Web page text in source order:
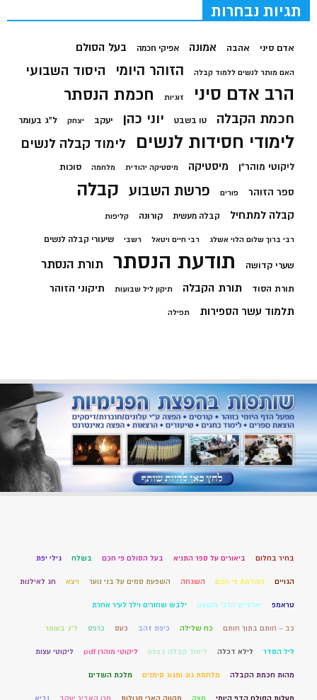
תגיות נבחרות
אדם סיני אהבה אמונה אפיקי חכמה בעל הסולם
האם מותר לנשים ללמוד קבלה הזוהר היומי היסוד השבועי
הרב אדם סיני זוגיות חכמת הנסתר
חכמת הקבלה טו בשבט יוני כהן יעקב יצחק ל"ג בעומר
לימודי חסידות לנשים לימוד קבלה לנשים
ליקוטי מוהר"ן מיסטיקה מיסטיקה יהודית מלחמה סוכות
ספר הזוהר פורים פרשת השבוע קבלה
קבלה למתחיל קבלה מעשית קורונה קליפות
רבי ברוך שלום הלוי אשלג רבי חיים ויטאל רשבי שיעורי קבלה לנשים
שערי קדושה תודעת הנסתר תורת הנסתר
תורת הסוד תורת הקבלה תיקון ליל שבועות תיקוני הזוהר
תלמוד עשר הספירות תפילה
בחיר בחלום ביאורים על ספר התניא בעל הסולם פי חכם בשלח גילי יפת
הגויים הקדמת פי חכם השגחה השפעת סמים על בני נוער ויצא חג לאילנות
טראמפ יארצייט הרבי מקוצק ילבש שחורים וילך לעיר אחרת
כב – חותם בתוך חותם כח שלילה כיפת זהב כעס כרפס ל"ג בעומר
ליל הסדר לילא דכלה לימוד קבלה בצפון ליקוטי מוהרן pdf ליקוטי עצות
מהות חכמת הקבלה מלחמת גוג ומגוג סימנים מלכת השדים